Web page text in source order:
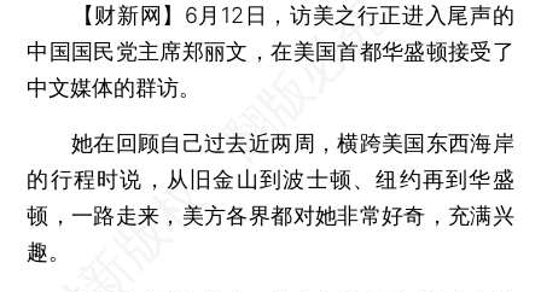
【财新网】 6月12日，访美之行正进入尾声的
中国国民党主席郑丽文，在美国首都华盛顿接受了
中文媒体的群访。
她在回顾自己过去近两周，横跨美国东西海岸
的行程时说，从旧金山到波士顿、纽约再到华盛
顿，一路走来，美方各界都对她非常好奇，充满兴
趣。